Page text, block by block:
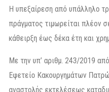
Η υπεξαίρεση από υπάλληλο
πράγματος τιμωρείται πλέον
κάθειρξη έως δέκα έτη και
Με την υπ’ αριθμ. 243/2019
Εφετείο Κακουργημάτων
αναστολής εκτελέσεως